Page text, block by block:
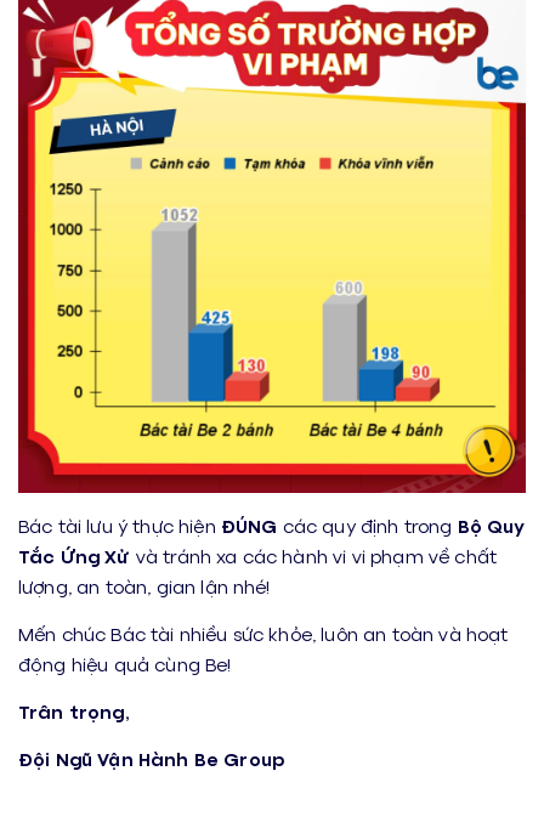
Bác tài lưu ý thực hiện ĐÚNG các quy định trong Bộ Quy
Tắc Ứng Xử và tránh xa các hành vi vi phạm về chất
lượng, an toàn, gian lận nhé!
Mến chúc Bác tài nhiều sức khỏe, luôn an toàn và hoạt
động hiệu quả cùng Be!
Trân trọng,
Đội Ngũ Vận Hành Be Group